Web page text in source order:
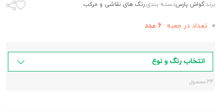
برند:گواش پارسدسته بندی:رنگ های نقاشی و مرکب
تعداد در جعبه : 6 عدد
انتخاب رنگ و نوع
34 محصول